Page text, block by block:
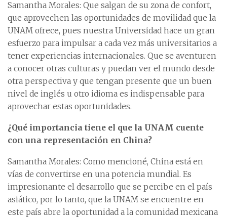
Samantha Morales: Que salgan de su zona de confort,
que aprovechen las oportunidades de movilidad que la
UNAM ofrece, pues nuestra Universidad hace un gran
esfuerzo para impulsar a cada vez más universitarios a
tener experiencias internacionales. Que se aventuren
a conocer otras culturas y puedan ver el mundo desde
otra perspectiva y que tengan presente que un buen
nivel de inglés u otro idioma es indispensable para
aprovechar estas oportunidades.
¿Qué importancia tiene el que la UNAM cuente
con una representación en China?
Samantha Morales: Como mencioné, China está en
vías de convertirse en una potencia mundial. Es
impresionante el desarrollo que se percibe en el país
asiático, por lo tanto, que la UNAM se encuentre en
este país abre la oportunidad a la comunidad mexicana